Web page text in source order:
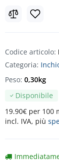
Codice articolo:
Categoria:
Disponibile
19.90€ per 100
incl. IVA, più
Peso: 0,30kg